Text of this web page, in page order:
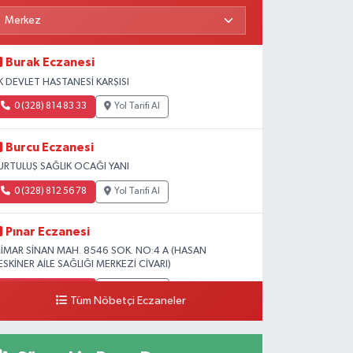
Burak Eczanesi
DEVLET HASTANESİ KARŞISI
0 (328) 814 83 33 Yol Tarifi Al
Burcu Eczanesi
SAĞLIK OCAĞI YANI
0 (328) 812 56 78 Yol Tarifi Al
Pınar Eczanesi
SİNAN MAH. 8546 SOK. NO:4 A (HASAN
AİLE SAĞLIĞI MERKEZİ CİVARI)
Tüm Nöbetçi Eczaneler